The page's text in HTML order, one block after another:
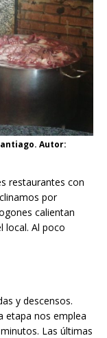
Autor:
restaurantes con
por
calientan
local. Al poco
y descensos.
etapa nos emplea
Las últimas